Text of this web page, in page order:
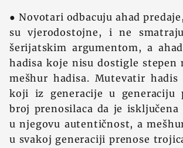
● Novotari odbacuju ahad
su vjerodostojne, i ne
šerijatskim argumentom, a
hadisa koje nisu dostigle
mešhur hadisa. Mutevatir
koji iz generacije u generaciju
broj prenosilaca da je isključena
u njegovu autentičnost, a
u svakoj generaciji prenose